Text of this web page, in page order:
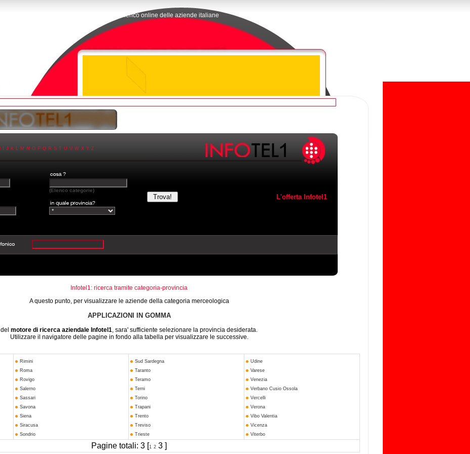
J K L M N O P Q R S T U V W X Y Z
(Elenco categorie)
L'offerta Infotel1
L'elenco online delle aziende italiane
Infotel1: ricerca tramite categoria-provincia
A questo punto, per visualizzare le aziende della categoria merceologica
APPLICAZIONI IN GOMMA
del motore di ricerca aziendale Infotel1, sara' sufficiente selezionare la provincia desiderata.
Utilizzare il navigatore delle pagine in fondo alla tabella per visualizzare le successive.
Rimini
Roma
Rovigo
Salerno
Sassari
Savona
Siena
Siracusa
Sondrio
Sud Sardegna
Taranto
Teramo
Terni
Torino
Trapani
Trento
Treviso
Trieste
Udine
Varese
Venezia
Verbano Cusio Ossola
Vercelli
Verona
Vibo Valentia
Vicenza
Viterbo
Pagine totali: 3 [1 2 3 ]